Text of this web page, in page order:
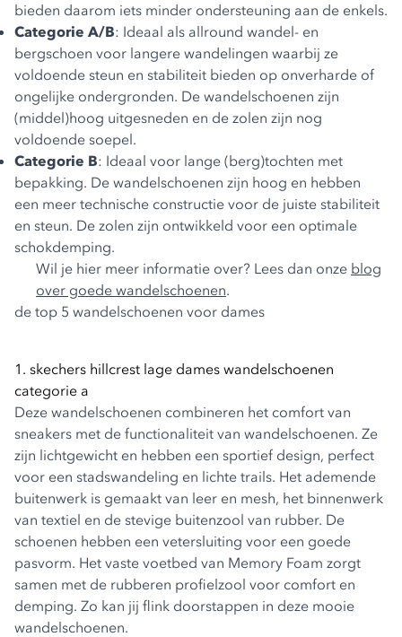
bieden daarom iets minder ondersteuning aan de enkels.
Categorie A/B: Ideaal als allround wandel- en
bergschoen voor langere wandelingen waarbij ze
voldoende steun en stabiliteit bieden op onverharde of
ongelijke ondergronden. De wandelschoenen zijn
(middel)hoog uitgesneden en de zolen zijn nog
voldoende soepel.
Categorie B: Ideaal voor lange (berg)tochten met
bepakking. De wandelschoenen zijn hoog en hebben
een meer technische constructie voor de juiste stabiliteit
en steun. De zolen zijn ontwikkeld voor een optimale
schokdemping.
Wil je hier meer informatie over? Lees dan onze blog
over goede wandelschoenen.
de top 5 wandelschoenen voor dames
1. skechers hillcrest lage dames wandelschoenen
categorie a
Deze wandelschoenen combineren het comfort van
sneakers met de functionaliteit van wandelschoenen. Ze
zijn lichtgewicht en hebben een sportief design, perfect
voor een stadswandeling en lichte trails. Het ademende
buitenwerk is gemaakt van leer en mesh, het binnenwerk
van textiel en de stevige buitenzool van rubber. De
schoenen hebben een vetersluiting voor een goede
pasvorm. Het vaste voetbed van Memory Foam zorgt
samen met de rubberen profielzool voor comfort en
demping. Zo kan jij flink doorstappen in deze mooie
wandelschoenen.